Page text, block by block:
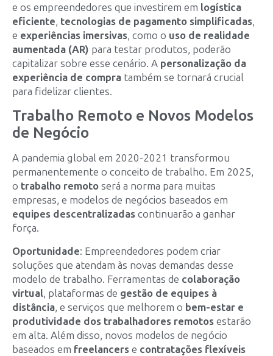
e os empreendedores que investirem em logística
eficiente, tecnologias de pagamento simplificadas,
e experiências imersivas, como o uso de realidade
aumentada (AR) para testar produtos, poderão
capitalizar sobre esse cenário. A personalização da
experiência de compra também se tornará crucial
para fidelizar clientes.
Trabalho Remoto e Novos Modelos
de Negócio
A pandemia global em 2020-2021 transformou
permanentemente o conceito de trabalho. Em 2025,
o trabalho remoto será a norma para muitas
empresas, e modelos de negócios baseados em
equipes descentralizadas continuarão a ganhar
força.
Oportunidade: Empreendedores podem criar
soluções que atendam às novas demandas desse
modelo de trabalho. Ferramentas de colaboração
virtual, plataformas de gestão de equipes à
distância, e serviços que melhorem o bem-estar e
produtividade dos trabalhadores remotos estarão
em alta. Além disso, novos modelos de negócio
baseados em freelancers e contratações flexíveis